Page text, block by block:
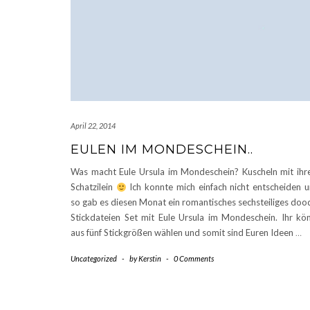
April 22, 2014
EULEN IM MONDESCHEIN..
Was macht Eule Ursula im Mondeschein? Kuscheln mit
Schatzilein
Ich konnte mich einfach nicht entscheiden
so gab es diesen Monat ein romantisches sechsteiliges
Stickdateien Set mit Eule Ursula im Mondeschein. Ihr
aus fünf Stickgrößen wählen und somit sind Euren Ideen …
Uncategorized - byKerstin - 0 Comments